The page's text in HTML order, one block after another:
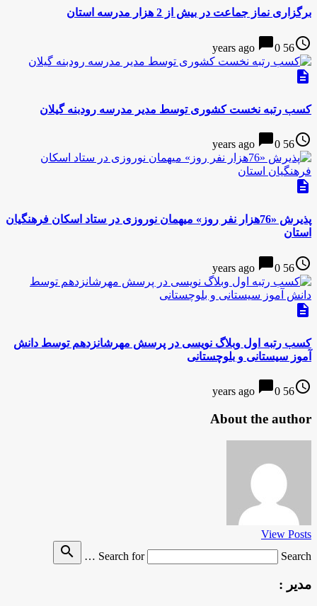
برگزاری نماز جماعت در بيش از 2 هزار مدرسه استان
access_time
56 years ago
chat_bubble0
description
کسب رتبه نخست کشوری توسط مدیر مدرسه رودبنه گيلان
access_time
56 years ago
chat_bubble0
description
پذیرش «76هزار نفر روز» میهمان نوروزی در ستاد اسکان فرهنگیان
استان
access_time
56 years ago
chat_bubble0
description
کسب رتبه اول وبلاگ نویسی در پرسش مهرشانزدهم توسط دانش
آموز سیستانی و بلوچستانی
access_time
56 years ago
chat_bubble0
About the author
View Posts
Search for
Search …
search
مدیر :